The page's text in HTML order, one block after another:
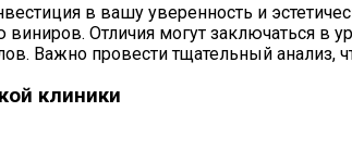
в вашу уверенность и
Отличия могут заключаться в
Важно провести тщательный
клиники